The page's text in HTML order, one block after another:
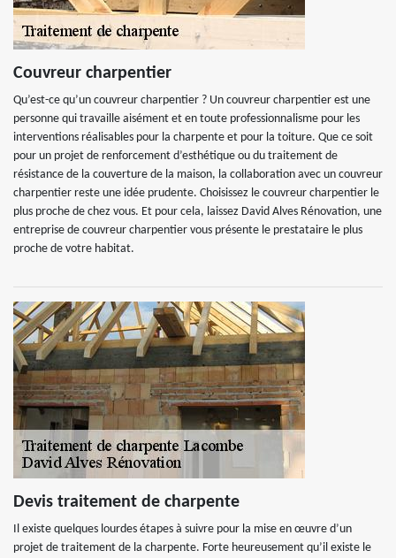
Couvreur charpentier
Qu’est-ce qu’un couvreur charpentier ? Un couvreur charpentier est une
personne qui travaille aisément et en toute professionnalisme pour les
interventions réalisables pour la charpente et pour la toiture. Que ce soit
pour un projet de renforcement d’esthétique ou du traitement de
résistance de la couverture de la maison, la collaboration avec un couvreur
charpentier reste une idée prudente. Choisissez le couvreur charpentier le
plus proche de chez vous. Et pour cela, laissez David Alves Rénovation, une
entreprise de couvreur charpentier vous présente le prestataire le plus
proche de votre habitat.
Devis traitement de charpente
Il existe quelques lourdes étapes à suivre pour la mise en œuvre d’un
projet de traitement de la charpente. Forte heureusement qu’il existe le